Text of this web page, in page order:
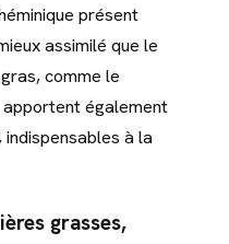
présent
assimilé que le
comme le
apportent également
à la
grasses,